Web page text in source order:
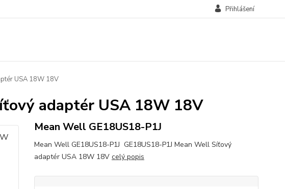
Přihlášení
USA 18W 18V
adaptér USA 18W 18V
Mean Well GE18US18-P1J
Mean Well GE18US18-P1J GE18US18-P1J Mean Well Síťový
adaptér USA 18W 18V celý popis